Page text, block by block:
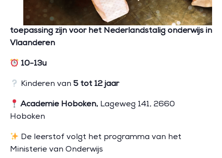
toepassing zijn voor het Nederlandstalig onderwijs in
Vlaanderen
10-13u
Kinderen van5 tot 12 jaar
Academie Hoboken, Lageweg 141, 2660
Hoboken
De leerstof volgt het programma van het
Ministerie van Onderwijs